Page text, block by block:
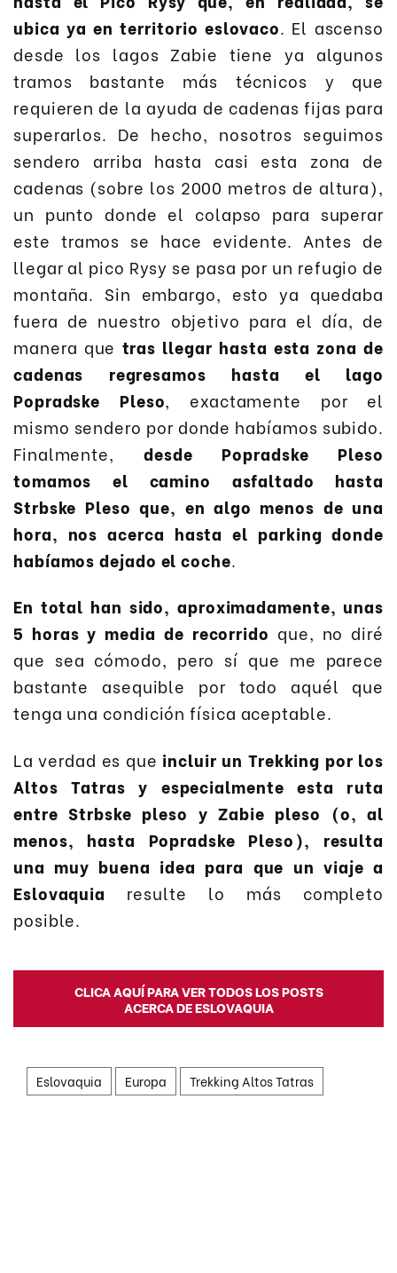
ubica ya en territorio eslovaco. El ascenso
desde los lagos Zabie tiene ya algunos
tramos bastante más técnicos y que
requieren de la ayuda de cadenas fijas para
superarlos. De hecho, nosotros seguimos
sendero arriba hasta casi esta zona de
cadenas (sobre los 2000 metros de altura),
un punto donde el colapso para superar
este tramos se hace evidente. Antes de
llegar al pico Rysy se pasa por un refugio de
montaña. Sin embargo, esto ya quedaba
fuera de nuestro objetivo para el día, de
manera que tras llegar hasta esta zona de
cadenas regresamos hasta el lago
Popradske Pleso, exactamente por el
mismo sendero por donde habíamos subido.
Finalmente, desde Popradske Pleso
tomamos el camino asfaltado hasta
Strbske Pleso que, en algo menos de una
hora, nos acerca hasta el parking donde
habíamos dejado el coche.
En total han sido, aproximadamente, unas
5 horas y media de recorrido que, no diré
que sea cómodo, pero sí que me parece
bastante asequible por todo aquél que
tenga una condición física aceptable.
La verdad es que incluir un Trekking por los
Altos Tatras y especialmente esta ruta
entre Strbske pleso y Zabie pleso (o, al
menos, hasta Popradske Pleso), resulta
una muy buena idea para que un viaje a
Eslovaquia resulte lo más completo
posible.
CLICA AQUÍ PARA VER TODOS LOS POSTS
ACERCA DE ESLOVAQUIA
Eslovaquia Europa Trekking Altos Tatras